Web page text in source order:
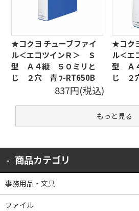
★コクヨ チューブファイ
ル＜エコツインＲ＞ Ｓ
型 Ａ４縦 ５０ミリと
じ ２穴 青 ﾌ-RT650B
837円(税込)
★コク
ル＜
型 Ａ
じ ２
もっと見る
商品カテゴリ
事務用品・文具
ファイル